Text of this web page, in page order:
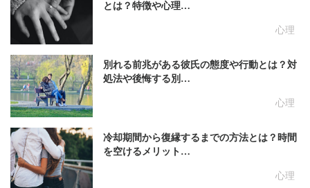
心理
とは？特徴や心理…
心理
別れる前兆がある彼氏の態度や行動とは？対
処法や後悔する別…
心理
冷却期間から復縁するまでの方法とは？時間
を空けるメリット…